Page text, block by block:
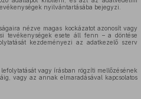
nyilvántartásába bejegyzi.
nézve magas kockázatot azonosít vagy
tevékenységek esete áll fenn – a döntése
kezdeményezi az adatkezelő szerv
vagy írásban rögzíti mellőzésének
vagy az annak elmaradásával kapcsolatos